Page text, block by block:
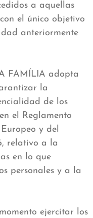
a aquellas
el único objetivo
anteriormente
FAMÍLIA adopta
la
de los
el Reglamento
y del
relativo a la
en lo que
personales y a la
ejercitar los